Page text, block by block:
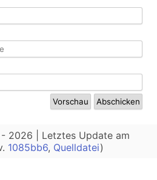
- 2026 | Letztes Update am
1085bb6, Quelldatei)